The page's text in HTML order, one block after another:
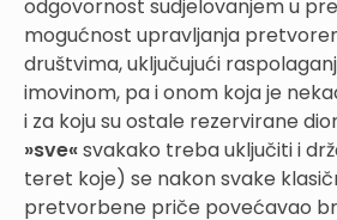
odgovornost sudjelovanjem u
mogućnost upravljanja
društvima, uključujući
imovinom, pa i onom koja je
i za koju su ostale rezervirane
»sve«svakako treba uključiti i
teret koje) se nakon svake
pretvorbene priče povećavao